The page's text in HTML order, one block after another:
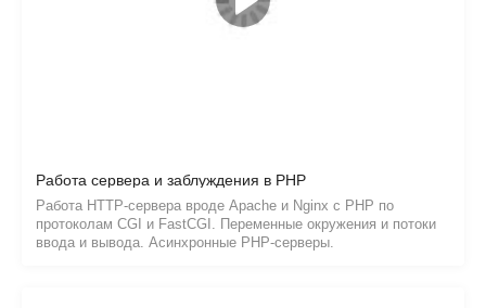
Работа сервера и заблуждения в PHP
Работа HTTP-сервера вроде Apache и Nginx с PHP по
протоколам CGI и FastCGI. Переменные окружения и потоки
ввода и вывода. Асинхронные PHP-серверы.